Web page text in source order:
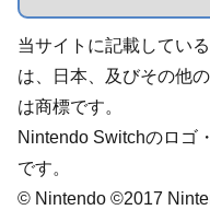
当サイトに記載してい
は、日本、及びその他
は商標です。
Nintendo Switchのロゴ
です。
© Nintendo ©2017